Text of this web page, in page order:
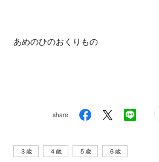
あめのひのおくりもの
share
３歳 ４歳 ５歳 ６歳